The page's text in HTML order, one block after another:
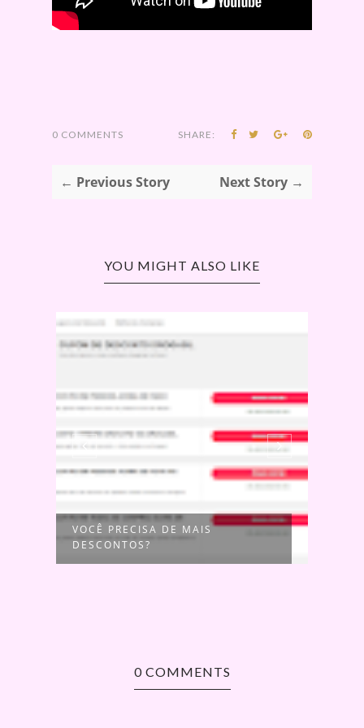
0 COMMENTS SHARE:
← Previous Story Next Story →
YOU MIGHT ALSO LIKE
VOCÊ PRECISA DE MAIS
DESCONTOS?
0 COMMENTS